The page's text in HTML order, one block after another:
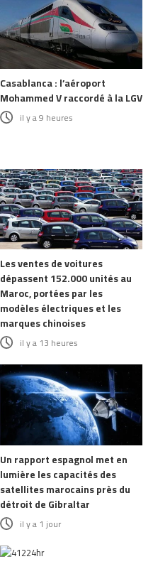
Casablanca : l’aéroport
Mohammed V raccordé à la LGV
il y a 9 heures
Les ventes de voitures
dépassent 152.000 unités au
Maroc, portées par les
modèles électriques et les
marques chinoises
il y a 13 heures
Un rapport espagnol met en
lumière les capacités des
satellites marocains près du
détroit de Gibraltar
il y a 1 jour